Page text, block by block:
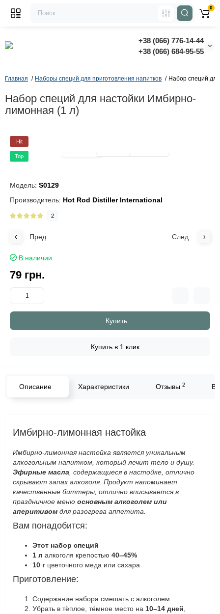
+38 (066) 776-14-44
‭+38 (066) 684-95-55‬
0
Главная Наборы специй для приготовления напитков Набор специй
Набор специй для настойки Имбирно-
лимонная (1 л)
Hit
Top
Модель: S0129
Производитель: Hot Rod Distiller International
2
Пред. След.
В наличии
79 грн.
Купить
Купить в 1 клик
Описание Характеристики Отзывы 2
Имбирно-лимонная настойка
Имбирно-лимонная настойка является уникальным
алкогольным напитком, который лечит тело и душу.
Эфирные масла , содержащиеся в настойке, отлично
скрывают запах алкоголя. Продукт напоминает
качественные биттеры, отлично вписывается в
праздничное меню основным алкоголем или
аперитивом для разогрева аппетита.
Вам понадобится:
Этот набор специй
1 л алкоголя крепостью 40–45%
10 г цветочного меда или сахара
Приготовление:
Содержание набора смешать с алкоголем.
Убрать в тёплое, тёмное место на 10–14 дней